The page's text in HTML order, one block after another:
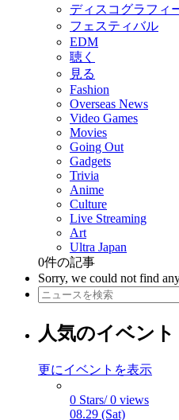
ディスコグラフィ
フェスティバル
EDM
聴く
見る
Fashion
Overseas News
Video Games
Movies
Going Out
Gadgets
Trivia
Anime
Culture
Live Streaming
Art
Ultra Japan
0件の記事
Sorry, we could not find
人気のイベント
更にイベントを表示
0 Stars/ 0 views
08.29 (Sat)